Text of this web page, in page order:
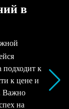
в
подходит к
к цене и
Важно
на